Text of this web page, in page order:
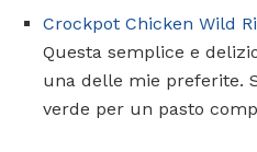
Crockpot Chicken Wild
Questa semplice e
una delle mie preferite.
verde per un pasto